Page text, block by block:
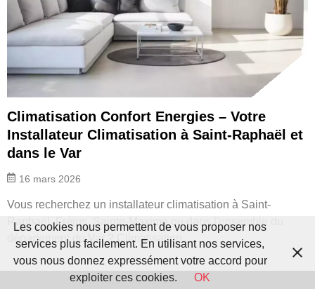
Climatisation Confort Energies – Votre
Installateur Climatisation à Saint-Raphaël et
dans le Var
16 mars 2026
Vous recherchez un installateur climatisation à Saint-
Raphaël, Fréjus, Sainte-Maxime ou dans l'ensemble du
département du Var ? Climatisation...
Les cookies nous permettent de vous proposer nos
services plus facilement. En utilisant nos services,
vous nous donnez expressément votre accord pour
exploiter ces cookies.
OK